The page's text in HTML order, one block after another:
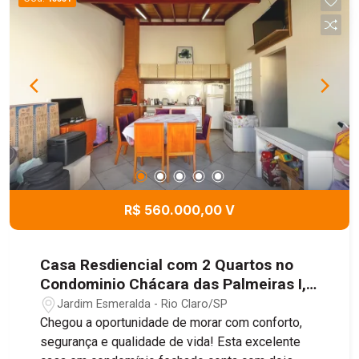
R$ 560.000,00 V
Casa Resdiencial com 2 Quartos no
Condominio Chácara das Palmeiras I,
90,00m² - Jardim Esmeralda, Rio
Claro/SP
Jardim Esmeralda - Rio Claro/SP
Chegou a oportunidade de morar com conforto,
segurança e qualidade de vida! Esta excelente